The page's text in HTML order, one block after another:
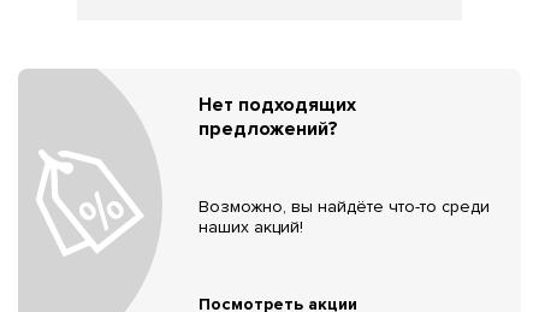
Нет подходящих
предложений?
Возможно, вы найдёте что-то среди
наших акций!
Посмотреть акции